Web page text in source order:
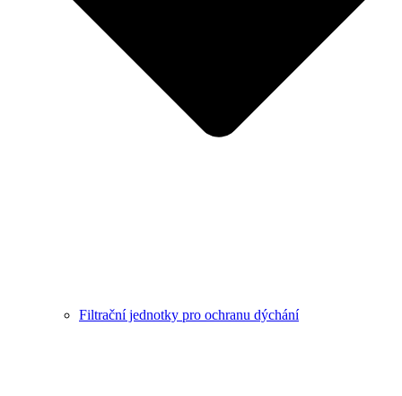
Filtrační jednotky pro ochranu dýchání